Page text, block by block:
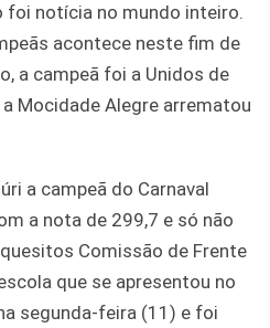
foi notícia no mundo inteiro.
acontece neste fim de
a campeã foi a Unidos de
a Mocidade Alegre arrematou
a campeã do Carnaval
a nota de 299,7 e só não
Comissão de Frente
que se apresentou no
segunda-feira (11) e foi